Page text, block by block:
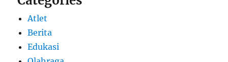
Atlet
Berita
Edukasi